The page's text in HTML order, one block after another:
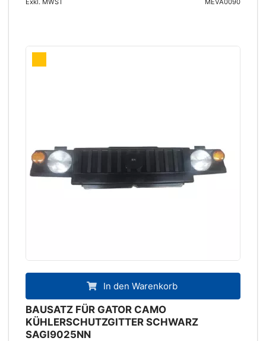
Exkl. MWST MEVA0090
In den Warenkorb
BAUSATZ FÜR GATOR CAMO
KÜHLERSCHUTZGITTER SCHWARZ
SAGI9025NN